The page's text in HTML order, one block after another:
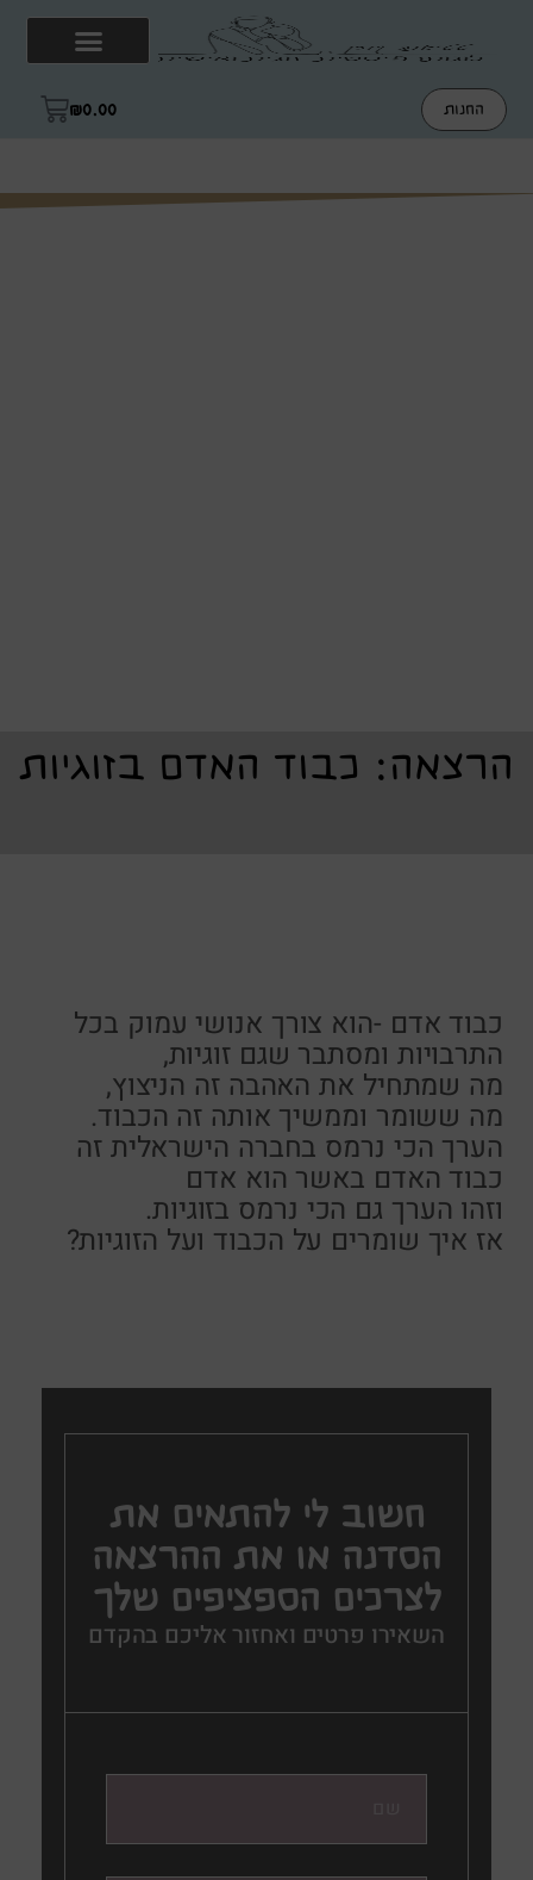
החנות ₪0.00
הרצאה: כבוד האדם בזוגיות
כבוד אדם -הוא צורך אנושי עמוק בכל
התרבויות ומסתבר שגם זוגיות,
מה שמתחיל את האהבה זה הניצוץ,
מה ששומר וממשיך אותה זה הכבוד.
הערך הכי נרמס בחברה הישראלית זה
כבוד האדם באשר הוא אדם
וזהו הערך גם הכי נרמס בזוגיות.
אז איך שומרים על הכבוד ועל הזוגיות?
חשוב לי להתאים את
הסדנה או את ההרצאה
לצרכים הספציפים שלך
השאירו פרטים ואחזור אליכם בהקדם